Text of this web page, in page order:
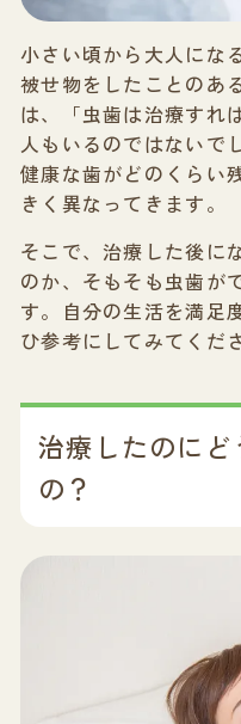
小さい頃から大人にな
被せ物をしたことのあ
は、「虫歯は治療すれ
人もいるのではないで
健康な歯がどのくらい
きく異なってきます。
そこで、治療した後に
のか、そもそも虫歯が
す。自分の生活を満足
ひ参考にしてみてくださ
治療したのに
の？